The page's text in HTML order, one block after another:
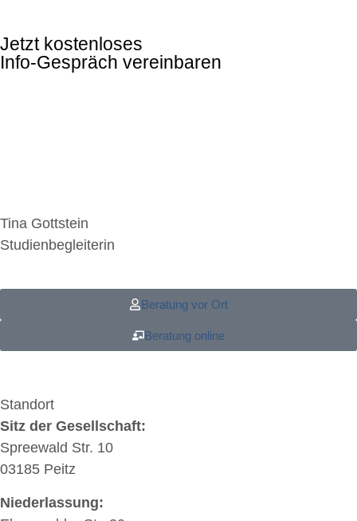
Jetzt kostenloses
Info-Gespräch vereinbaren
Tina Gottstein
Studienbegleiterin
Beratung vor Ort
Beratung online
Standort
Sitz der Gesellschaft:
Spreewald Str. 10
03185 Peitz
Niederlassung: